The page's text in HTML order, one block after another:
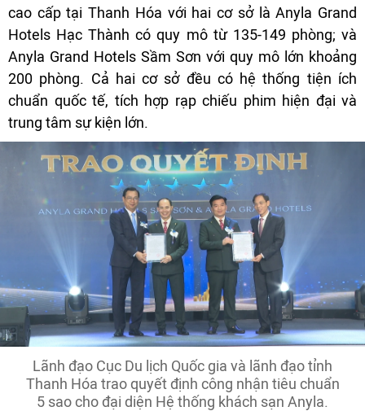
cao cấp tại Thanh Hóa với hai cơ sở là Anyla Grand
Hotels Hạc Thành có quy mô từ 135-149 phòng; và
Anyla Grand Hotels Sầm Sơn với quy mô lớn khoảng
200 phòng. Cả hai cơ sở đều có hệ thống tiện ích
chuẩn quốc tế, tích hợp rạp chiếu phim hiện đại và
trung tâm sự kiện lớn.
Lãnh đạo Cục Du lịch Quốc gia và lãnh đạo tỉnh
Thanh Hóa trao quyết định công nhận tiêu chuẩn
5 sao cho đại diện Hệ thống khách sạn Anyla.